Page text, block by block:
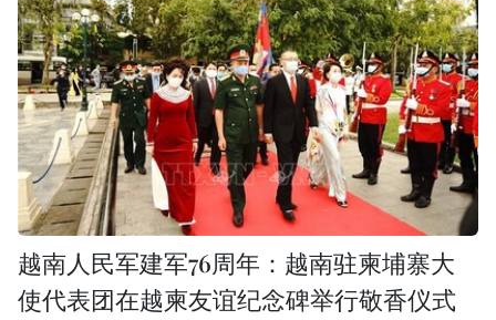
越南人民军建军76周年：越南驻柬埔寨大
使代表团在越柬友谊纪念碑举行敬香仪式